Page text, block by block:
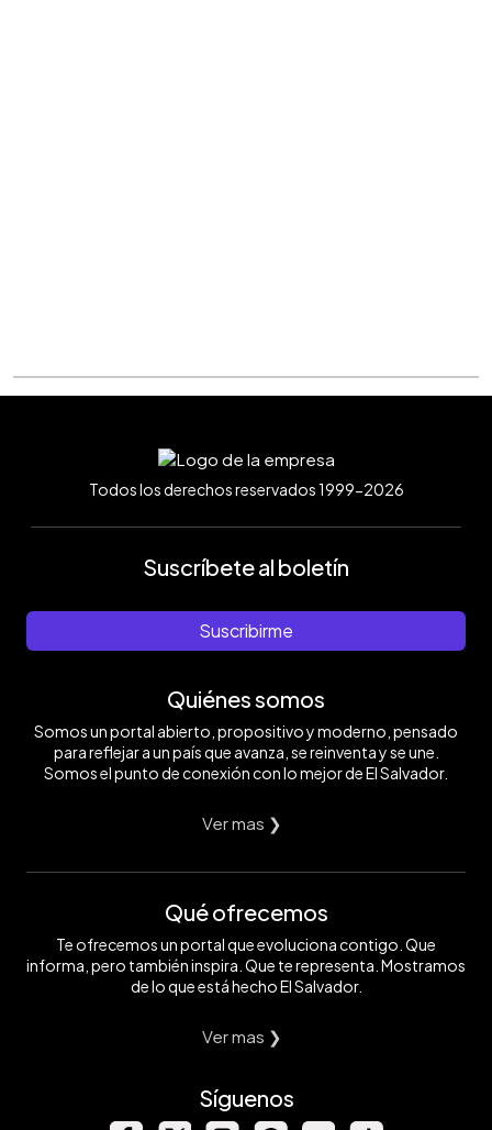
Todos los derechos reservados 1999-2026
Suscríbete al boletín
Suscribirme
Quiénes somos
Somos un portal abierto, propositivo y moderno, pensado
para reflejar a un país que avanza, se reinventa y se une.
Somos el punto de conexión con lo mejor de El Salvador.
Ver mas ❯
Qué ofrecemos
Te ofrecemos un portal que evoluciona contigo. Que
informa, pero también inspira. Que te representa. Mostramos
de lo que está hecho El Salvador.
Ver mas ❯
Síguenos